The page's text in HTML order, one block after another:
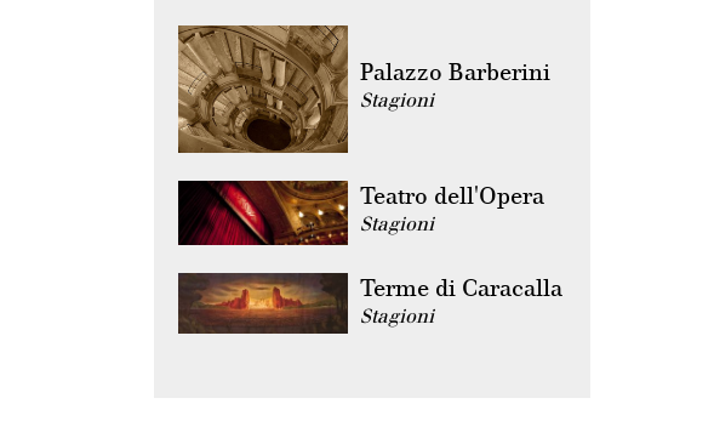
Palazzo Barberini
Stagioni
Teatro dell'Opera
Stagioni
Terme di Caracalla
Stagioni